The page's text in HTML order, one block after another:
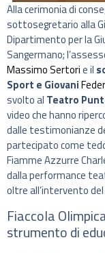
Alla cerimonia di
sottosegretario alla
Dipartimento per la
Sangermano;
Massimo Sertorie il
Sport e Giovani
svolto al Teatro
video che hanno
dalle testimonianze
partecipato come
Fiamme Azzurre
dalla performance
oltre all’intervento
Fiaccola
strumento di